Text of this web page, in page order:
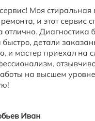
Моя
и этот сервис
отлично. Диагностика
детали
и мастер приехал на
на высшем
Иван